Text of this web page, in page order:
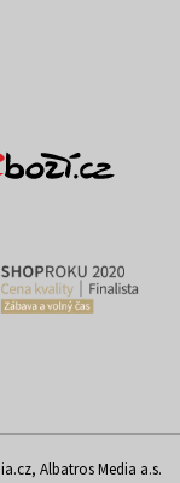
Albatros Media a.s.